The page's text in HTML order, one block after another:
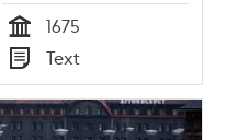
Tid
1675
Typ
Text